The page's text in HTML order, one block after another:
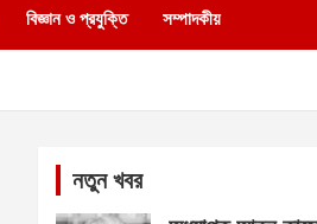
বিজ্ঞান ও প্রযুক্তি সম্পাদকীয়
নতুন খবর